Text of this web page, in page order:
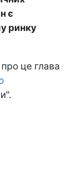
є
ринку
про це глава